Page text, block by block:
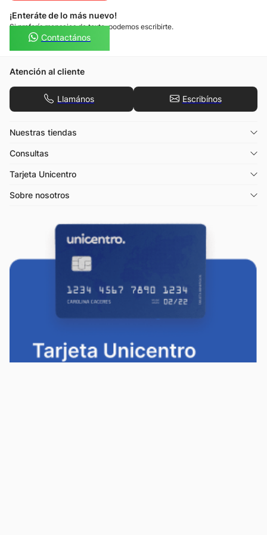
¡Enteráte de lo más nuevo!
Si preferís mensajes de texto, podemos escribirte.
Contactános
Atención al cliente
Llamános Escribínos
Nuestras tiendas
Consultas
Tarjeta Unicentro
Sobre nosotros